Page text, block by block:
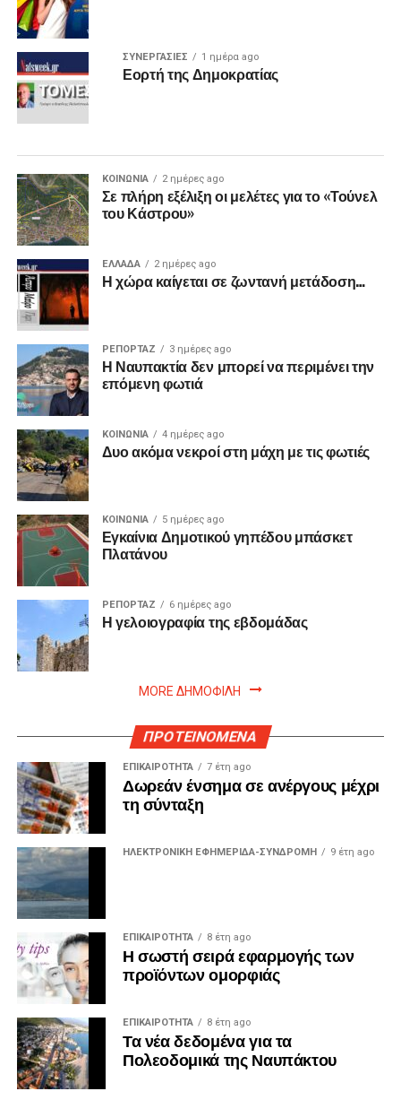
ΣΥΝΕΡΓΑΣΙΕΣ 1 ημέρα ago
Εορτή της Δημοκρατίας
ΚΟΙΝΩΝΙΑ 2 ημέρες ago
Σε πλήρη εξέλιξη οι μελέτες για το «Τούνελ
του Κάστρου»
ΕΛΛΑΔΑ 2 ημέρες ago
Η χώρα καίγεται σε ζωντανή μετάδοση…
ΡΕΠΟΡΤΑΖ 3 ημέρες ago
Η Ναυπακτία δεν μπορεί να περιμένει την
επόμενη φωτιά
ΚΟΙΝΩΝΙΑ 4 ημέρες ago
Δυο ακόμα νεκροί στη μάχη με τις φωτιές
ΚΟΙΝΩΝΙΑ 5 ημέρες ago
Εγκαίνια Δημοτικού γηπέδου μπάσκετ
Πλατάνου
ΡΕΠΟΡΤΑΖ 6 ημέρες ago
Η γελοιογραφία της εβδομάδας
MORE ΔΗΜΟΦΙΛΗ
ΠΡΟΤΕΙΝΟΜΕΝΑ
ΕΠΙΚΑΙΡΟΤΗΤΑ 7 έτη ago
Δωρεάν ένσημα σε ανέργους μέχρι
τη σύνταξη
ΗΛΕΚΤΡΟΝΙΚΗ ΕΦΗΜΕΡΙΔΑ-ΣΥΝΔΡΟΜΗ 9 έτη ago
ΕΠΙΚΑΙΡΟΤΗΤΑ 8 έτη ago
Η σωστή σειρά εφαρμογής των
προϊόντων ομορφιάς
ΕΠΙΚΑΙΡΟΤΗΤΑ 8 έτη ago
Τα νέα δεδομένα για τα
Πολεοδομικά της Ναυπάκτου